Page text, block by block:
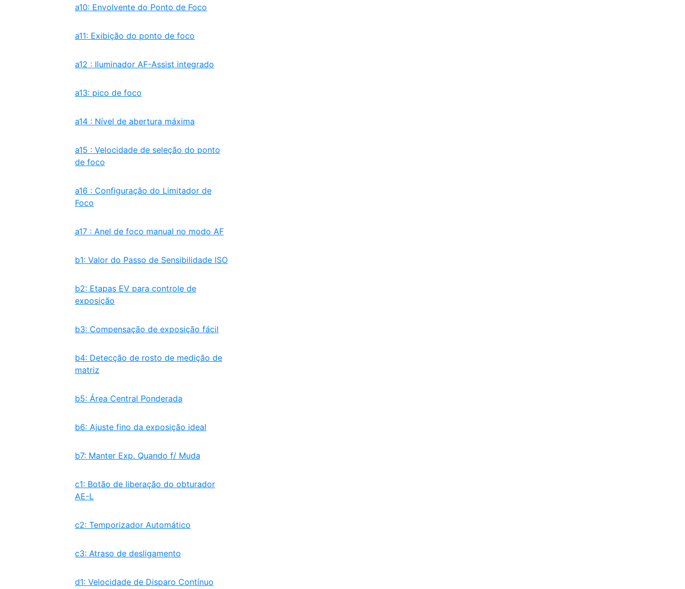
a10: Envolvente do Ponto de Foco
a11: Exibição do ponto de foco
a12 : Iluminador AF-Assist integrado
a13: pico de foco
a14 : Nível de abertura máxima
a15 : Velocidade de seleção do ponto
de foco
a16 : Configuração do Limitador de
Foco
a17 : Anel de foco manual no modo AF
b1: Valor do Passo de Sensibilidade ISO
b2: Etapas EV para controle de
exposição
b3: Compensação de exposição fácil
b4: Detecção de rosto de medição de
matriz
b5: Área Central Ponderada
b6: Ajuste fino da exposição ideal
b7: Manter Exp. Quando f/ Muda
c1: Botão de liberação do obturador
AE-L
c2: Temporizador Automático
c3: Atraso de desligamento
d1: Velocidade de Disparo Contínuo